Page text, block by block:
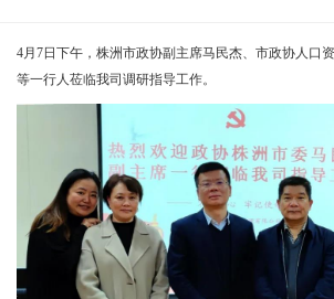
4月7日下午，株洲市政协副主席马民杰、市政协人口
等一行人莅临我司调研指导工作。